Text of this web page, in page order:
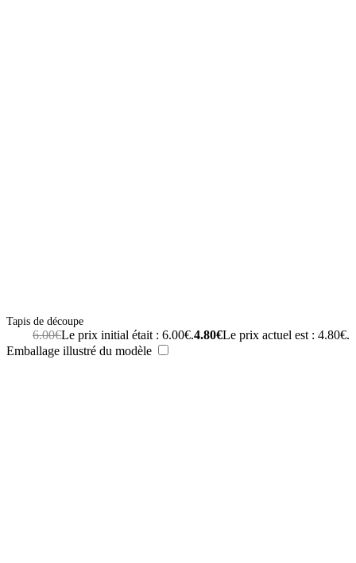
Tapis de découpe
6.00€Le prix initial était : 6.00€.4.80€Le prix actuel est : 4.80€.
Emballage illustré du modèle